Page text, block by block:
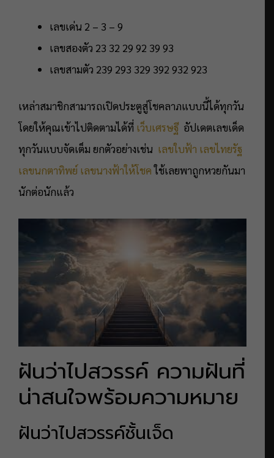
เลขเด่น 2 – 3 – 9
เลขสองตัว 23 32 29 92 39 93
เลขสามตัว 239 293 329 392 932 923
เหล่าสมาชิกสามารถเปิดประตูสู่โชคลาภแบบนี้ได้ทุกวัน
โดยให้คุณเข้าไปติดตามได้ที่ เว็บเศรษฐี อัปเดตเลขเด็ด
ทุกวันแบบจัดเต็ม ยกตัวอย่างเช่น เลขใบฟ้า เลขไทยรัฐ
เลขนกตาทิพย์ เลขนางฟ้าให้โชคใช้เลยพาถูกหวยกันมา
นักต่อนักแล้ว
ฝันว่าไปสวรรค์ ความฝันที่
น่าสนใจพร้อมความหมาย
ฝันว่าไปสวรรค์ชั้นเจ็ด